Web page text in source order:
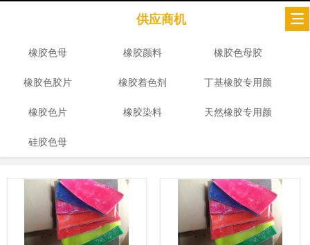
供应商机
橡胶色母 橡胶颜料 橡胶色母胶
橡胶色胶片 橡胶着色剂 丁基橡胶专用颜
色
橡胶色片 橡胶染料 天然橡胶专用颜
硅胶色母